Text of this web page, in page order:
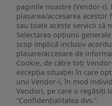
paginile noastre (Vendor-i).
plasarea/accesarea
sau toate aceste servicii să
Selectarea opțiunii
scop implică inclusiv
plasare/accesare de
Cookie, de către toți
excepția situației în care
unii Vendor-i, în mod
Vendori, pe care o regăsiți
“Confidențialitatea dvs.”.